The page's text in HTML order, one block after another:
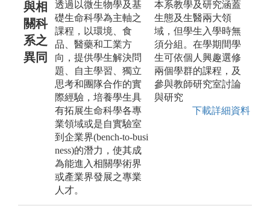
與相
關科
系之
異同
透過以微生物學及基
礎生命科學為主軸之
課程，以環境、食
品、醫藥和工業方
向，提供學生解決問
題、自主學習、獨立
思考和團隊合作的實
際經驗，培養學生具
有拓展生命科學各專
業領域或是自實驗室
到企業界(bench-to-busi
ness)的潛力，使其成
為能進入相關學術界
或產業界發展之專業
人才。
本系教學及研究涵蓋
生態及生醫兩大領
域，但學生入學時無
須分組。在學期間學
生可依個人興趣選修
兩個學群的課程，及
參與教師研究室討論
與研究
下載詳細資料